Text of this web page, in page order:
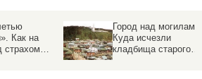
на
Город над могилами.
Куда исчезли
кладбища старого
Барнаула — рассказал